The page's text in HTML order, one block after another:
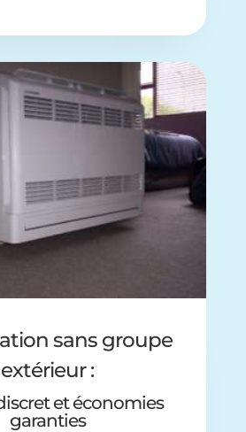
sans groupe
extérieur :
et économies
garanties